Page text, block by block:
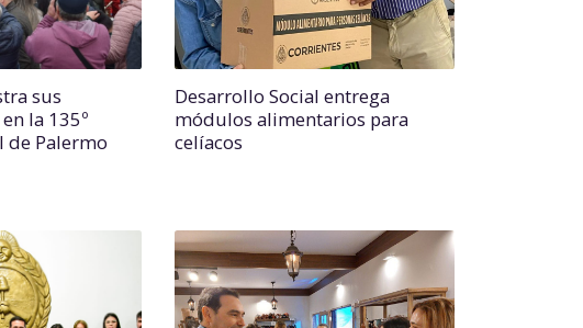
sus
la 135º
de Palermo
Desarrollo Social entrega
módulos alimentarios para
celíacos